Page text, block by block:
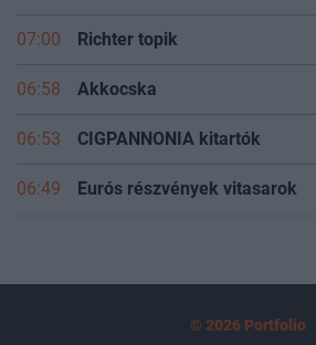
07:00 Richter topik
06:58 Akkocska
06:53 CIGPANNONIA kitartók
06:49 Eurós részvények vitasarok
© 2026 Portfolio